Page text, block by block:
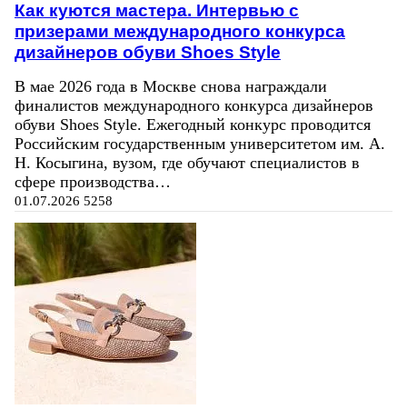
Как куются мастера. Интервью с
призерами международного конкурса
дизайнеров обуви Shoes Style
В мае 2026 года в Москве снова награждали
финалистов международного конкурса дизайнеров
обуви Shoes Style. Ежегодный конкурс проводится
Российским государственным университетом им. А.
Н. Косыгина, вузом, где обучают специалистов в
сфере производства…
01.07.2026 5258